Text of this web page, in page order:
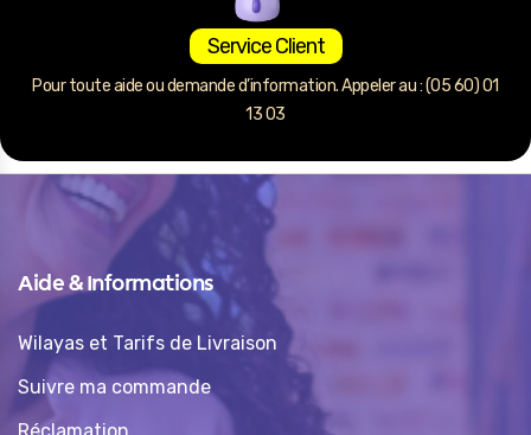
Service Client
Pour toute aide ou demande d’information. Appeler au : (05 60) 01
13 03
Aide & Informations
Wilayas et Tarifs de Livraison
Suivre ma commande